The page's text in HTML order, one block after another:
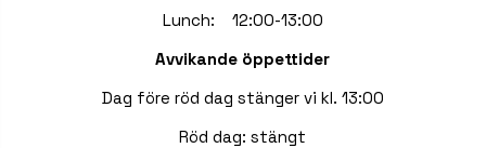
Lunch: 12:00-13:00
Avvikande öppettider
Dag före röd dag stänger vi kl. 13:00
Röd dag: stängt